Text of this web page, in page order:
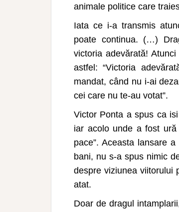
animale politice care
Iata ce i-a transmis
poate continua. (…)
victoria adevărată!
astfel: “Victoria
mandat, când nu i-ai
cei care nu te-au votat”.
Victor Ponta a spus ca
iar acolo unde a fost
pace”. Aceasta lansare
bani, nu s-a spus nimic
despre viziunea viitorului
atat.
Doar de dragul